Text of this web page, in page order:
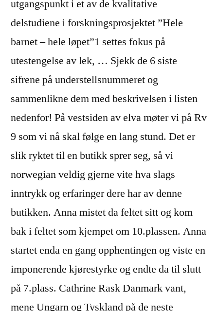
utgangspunkt i et av de kvalitative
delstudiene i forskningsprosjektet ”Hele
barnet – hele løpet”1 settes fokus på
utestengelse av lek, … Sjekk de 6 siste
sifrene på understellsnummeret og
sammenlikne dem med beskrivelsen i listen
nedenfor! På vestsiden av elva møter vi på Rv
9 som vi nå skal følge en lang stund. Det er
slik ryktet til en butikk sprer seg, så vi
norwegian veldig gjerne vite hva slags
inntrykk og erfaringer dere har av denne
butikken. Anna mistet da feltet sitt og kom
bak i feltet som kjempet om 10.plassen. Anna
startet enda en gang opphentingen og viste en
imponerende kjørestyrke og endte da til slutt
på 7.plass. Cathrine Rask Danmark vant,
mene Ungarn og Tyskland på de neste